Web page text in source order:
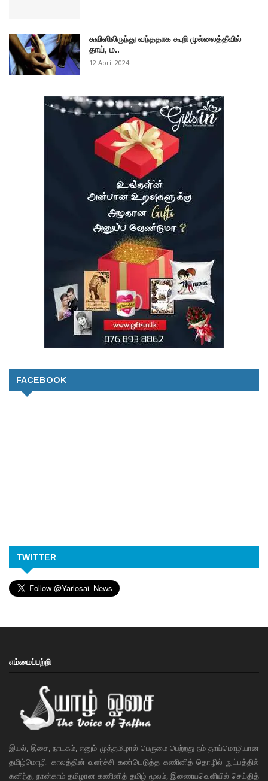
சுவிஸிலிருந்து வந்ததாக கூறி முல்லைத்தீவில்
தாய், ம..
12 April 2024
FACEBOOK
TWITTER
எம்மைப்பற்றி
இயல், இசை, நாடகம், எனும் முத்தமிழால் பெருமை பெற்றது நம் தாய்மொழியான
தமிழ்மொழி. காலத்தின் வளர்ச்சி கண்டெடுத்த கணினித் தொழில் நுட்பத்தில்
கனிந்த, நான்காம் தமிழான கணினித் தமிழ் மூலம், இணையவெளியில் செய்தித்